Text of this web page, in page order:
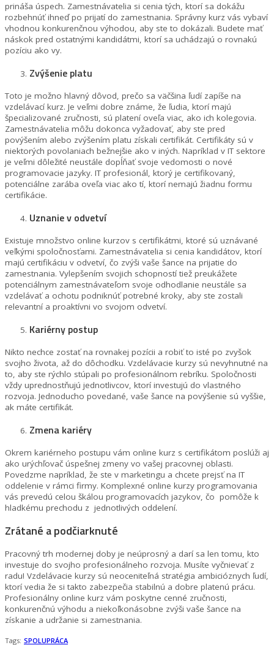
prináša úspech. Zamestnávatelia si cenia tých, ktorí sa dokážu
rozbehnúť ihneď po prijatí do zamestnania. Správny kurz vás vybaví
vhodnou konkurenčnou výhodou, aby ste to dokázali. Budete mať
náskok pred ostatnými kandidátmi, ktorí sa uchádzajú o rovnakú
pozíciu ako vy.
Zvýšenie platu
Toto je možno hlavný dôvod, prečo sa väčšina ľudí zapíše na
vzdelávací kurz. Je veľmi dobre známe, že ľudia, ktorí majú
špecializované zručnosti, sú platení oveľa viac, ako ich kolegovia.
Zamestnávatelia môžu dokonca vyžadovať, aby ste pred
povýšením alebo zvýšením platu získali certifikát. Certifikáty sú v
niektorých povolaniach bežnejšie ako v iných. Napríklad v IT sektore
je veľmi dôležité neustále dopĺňať svoje vedomosti o nové
programovacie jazyky. IT profesionál, ktorý je certifikovaný,
potenciálne zarába oveľa viac ako tí, ktorí nemajú žiadnu formu
certifikácie.
Uznanie v odvetví
Existuje množstvo online kurzov s certifikátmi, ktoré sú uznávané
veľkými spoločnosťami. Zamestnávatelia si cenia kandidátov, ktorí
majú certifikáciu v odvetví, čo zvýši vaše šance na prijatie do
zamestnania. Vylepšením svojich schopností tiež preukážete
potenciálnym zamestnávateľom svoje odhodlanie neustále sa
vzdelávať a ochotu podniknúť potrebné kroky, aby ste zostali
relevantní a proaktívni vo svojom odvetví.
Kariérny postup
Nikto nechce zostať na rovnakej pozícii a robiť to isté po zvyšok
svojho života, až do dôchodku. Vzdelávacie kurzy sú nevyhnutné na
to, aby ste rýchlo stúpali po profesionálnom rebríku. Spoločnosti
vždy uprednostňujú jednotlivcov, ktorí investujú do vlastného
rozvoja. Jednoducho povedané, vaše šance na povýšenie sú vyššie,
ak máte certifikát.
Zmena kariéry
Okrem kariérneho postupu vám online kurz s certifikátom poslúži aj
ako urýchľovač úspešnej zmeny vo vašej pracovnej oblasti.
Povedzme napríklad, že ste v marketingu a chcete prejsť na IT
oddelenie v rámci firmy. Komplexné online kurzy programovania
vás prevedú celou škálou programovacích jazykov, čo pomôže k
hladkému prechodu z jednotlivých oddelení.
Zrátané a podčiarknuté
Pracovný trh modernej doby je neúprosný a darí sa len tomu, kto
investuje do svojho profesionálneho rozvoja. Musíte vyčnievať z
radu! Vzdelávacie kurzy sú neoceniteľná stratégia ambicióznych ľudí,
ktorí vedia že si takto zabezpečia stabilnú a dobre platenú prácu.
Profesionálny online kurz vám poskytne cenné zručnosti,
konkurenčnú výhodu a niekoľkonásobne zvýši vaše šance na
získanie a udržanie si zamestnania.
Tags: SPOLUPRÁCA